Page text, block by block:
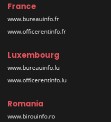
France
www.bureauinfo.fr
www.officerentinfo.fr
Luxembourg
www.bureauinfo.lu
www.officerentinfo.lu
Romania
www.birouinfo.ro